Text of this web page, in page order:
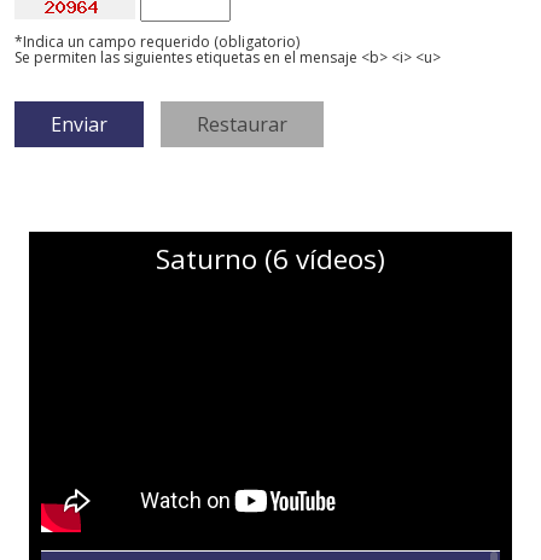
*Indica un campo requerido (obligatorio)
Se permiten las siguientes etiquetas en el mensaje <b> <i> <u>
Saturno (6 vídeos)